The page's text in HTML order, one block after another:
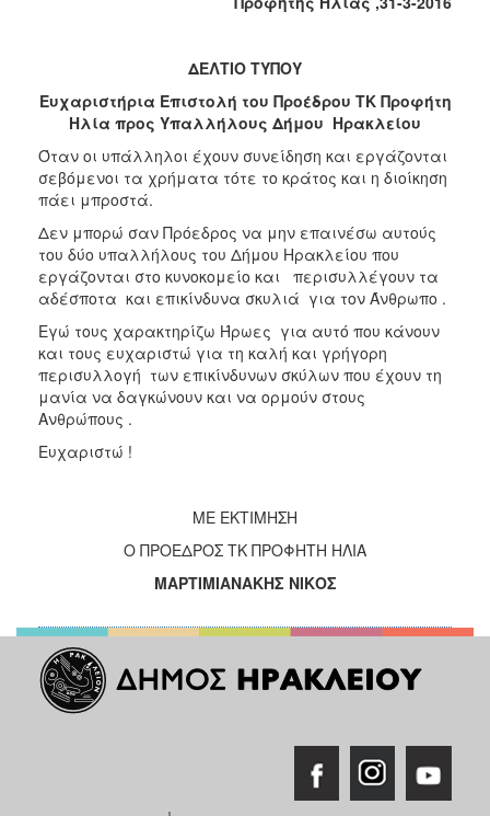
2015
2013
2012
2011
2010
2006
ΤΟΠΟΣ
ΔΕΛΤΙΟ ΤΥΠΟΥ
Ευχαριστήρια Επιστολή του Προέδρου ΤΚ Προφήτη
Ηλία προς Υπαλλήλους Δήμου Ηρακλείου
Όταν οι υπάλληλοι έχουν συνείδηση και εργάζονται
σεβόμενοι τα χρήματα τότε το κράτος και η διοίκηση
πάει μπροστά.
Δεν μπορώ σαν Πρόεδρος να μην επαινέσω αυτούς
του δύο υπαλλήλους του Δήμου Ηρακλείου που
εργάζονται στο κυνοκομείο και περισυλλέγουν τα
αδέσποτα και επικίνδυνα σκυλιά για τον Άνθρωπο .
Εγώ τους χαρακτηρίζω Ήρωες για αυτό που κάνουν
και τους ευχαριστώ για τη καλή και γρήγορη
περισυλλογή των επικίνδυνων σκύλων που έχουν τη
μανία να δαγκώνουν και να ορμούν στους
Ανθρώπους .
Ευχαριστώ !
ΜΕ ΕΚΤΙΜΗΣΗ
Ο ΠΡΟΕΔΡΟΣ ΤΚ ΠΡΟΦΗΤΗ ΗΛΙΑ
ΜΑΡΤΙΜΙΑΝΑΚΗΣ ΝΙΚΟΣ